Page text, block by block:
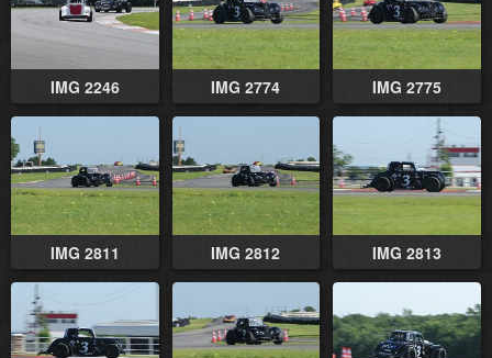
IMG 2246 IMG 2774 IMG 2775
IMG 2811 IMG 2812 IMG 2813